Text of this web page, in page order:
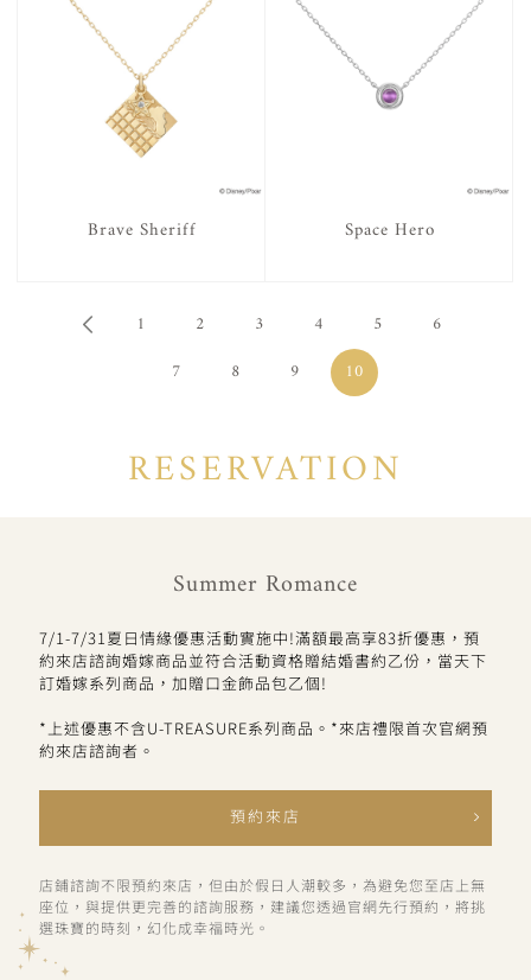
Brave Sheriff Space Hero
1 2 3 4 5
6
7
8 9 10
RESERVATION
Summer Romance
7/1-7/31夏日情緣優惠活動實施中!滿額最高享83折優惠，預
約來店諮詢婚嫁商品並符合活動資格贈結婚書約乙份，當天下
訂婚嫁系列商品，加贈口金飾品包乙個!
*上述優惠不含U-TREASURE系列商品。*來店禮限首次官網預
約來店諮詢者。
預約來店
店鋪諮詢不限預約來店，但由於假日人潮較多，為避免您至店上無
座位，與提供更完善的諮詢服務，建議您透過官網先行預約，將挑
選珠寶的時刻，幻化成幸福時光。